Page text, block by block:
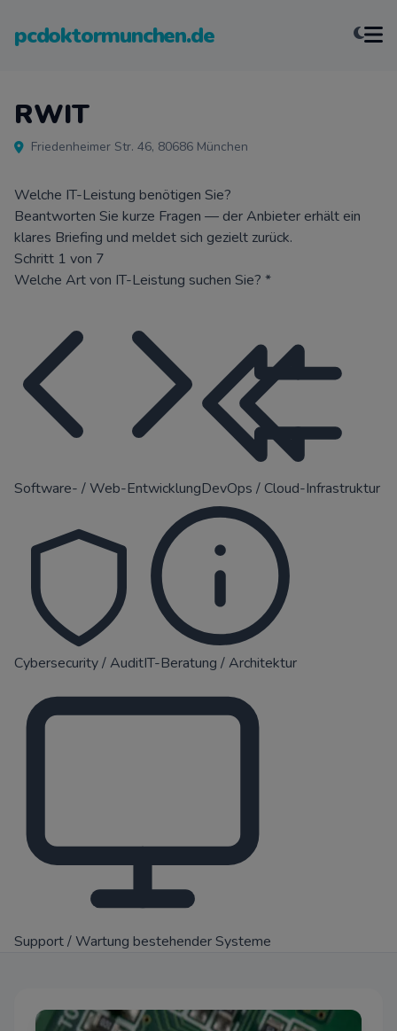
pcdoktormunchen.de
RWIT
Friedenheimer Str. 46, 80686 München
Welche IT-Leistung benötigen Sie?
Beantworten Sie kurze Fragen — der Anbieter erhält ein
klares Briefing und meldet sich gezielt zurück.
Schritt 1 von 7
Welche Art von IT-Leistung suchen Sie? *
Software- / Web-EntwicklungDevOps / Cloud-Infrastruktur
Cybersecurity / AuditIT-Beratung / Architektur
Support / Wartung bestehender Systeme